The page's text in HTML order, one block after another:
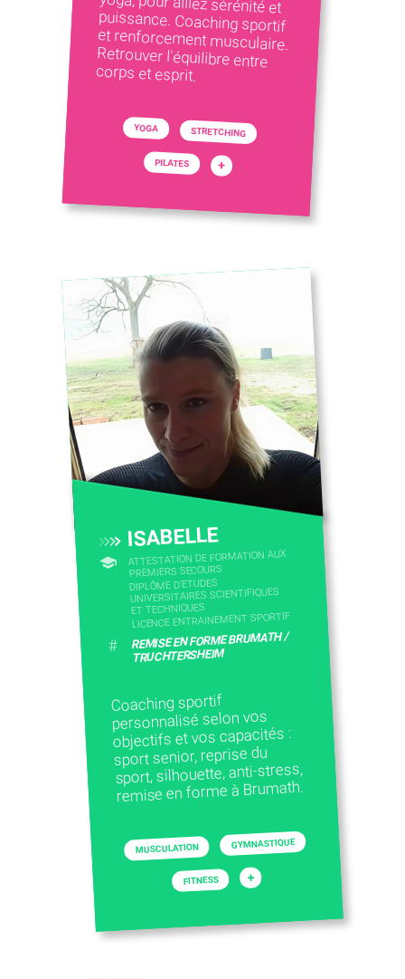
corps et esprit.
YOGA STRETCHING
PILATES +
ISABELLE
ATTESTATION DE FORMATION AUX
PREMIERS SECOURS
DIPLÔME D'ETUDES
UNIVERSITAIRES SCIENTIFIQUES
ET TECHNIQUES
LICENCE ENTRAINEMENT SPORTIF
# REMISE EN FORME BRUMATH /
TRUCHTERSHEIM
Coaching sportif
personnalisé selon vos
objectifs et vos capacités :
sport senior, reprise du
sport, silhouette, anti-stress,
remise en forme à Brumath.
MUSCULATION GYMNASTIQUE
FITNESS +